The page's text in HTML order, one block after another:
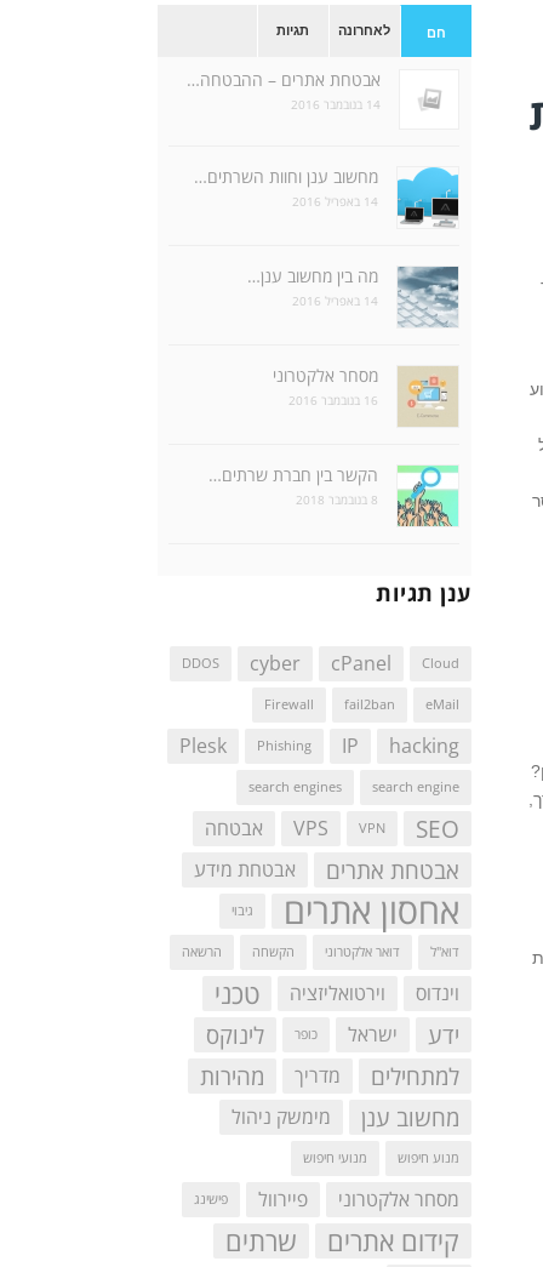
חם לאחרונה תגיות
אבטחת אתרים – ההבטחה…
14 בנובמבר 2016
מחשוב ענן וחוות השרתים…
14 באפריל 2016
מה בין מחשוב ענן…
14 באפריל 2016
מסחר אלקטרוני
16 בנובמבר 2016
הקשר בין חברת שרתים…
8 בנובמבר 2018
ענן תגיות
Cloud
cPanel
cyber
DDOS
eMail
fail2ban
Firewall
hacking
IP
Phishing
Plesk
search engine
search engines
SEO
VPN
VPS אבטחה
אבטחת אתרים אבטחת מידע
אחסון אתרים גיבוי
דוא"ל דואר אלקטרוני הקשחה הרשאה
וינדוס וירטואליזציה טכני
ידע ישראל כופר
לינוקס
למתחילים
מדריך
מהירות
מחשוב ענן
מימשק ניהול
מנוע חיפוש מנועי חיפוש
מסחר אלקטרוני פיירוול פישינג
קידום אתרים שרתים